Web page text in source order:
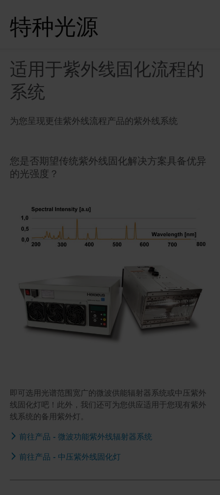
特种光源
适用于紫外线固化流程的
系统
为您呈现更佳紫外线流程产品的紫外线系统
您是否期望传统紫外线固化解决方案具备优异
的光强度？
即可选用光谱范围宽广的微波供能辐射器系统或中压紫外
线固化灯吧！此外，我们还可为您供应适用于您现有紫外
线系统的备用紫外灯。
前往产品 - 微波功能紫外线辐射器系统
前往产品 - 中压紫外线固化灯